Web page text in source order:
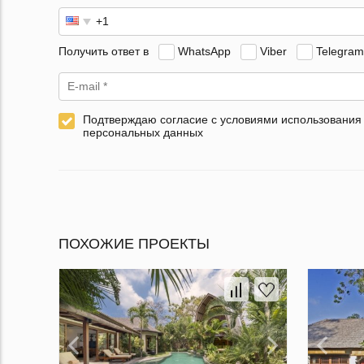
Получить ответ в WhatsApp Viber Telegram
Подтверждаю согласие с условиями использования
персональных данных
ПОХОЖИЕ ПРОЕКТЫ